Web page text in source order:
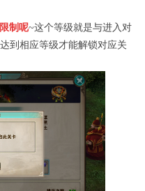
制呢~这个等级就是与进入对
到相应等级才能解锁对应关